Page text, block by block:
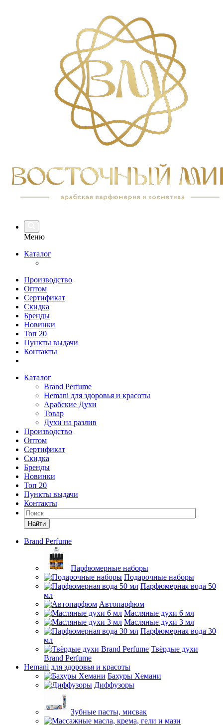
Меню
Каталог
Производство
Оптом
Сертификат
Скидка
Бренды
Новинки
Топ 20
Пункты выдачи
Контакты
Каталог
Brand Perfume
Hemani для здоровья и красоты
Арабские Духи
Товар
Духи на разлив
Производство
Оптом
Сертификат
Скидка
Бренды
Новинки
Топ 20
Пункты выдачи
Контакты
Найти
Brand Perfume
Парфюмерные наборы
Подарочные наборы
Парфюмерная вода 50
мл
Автопарфюм
Масляные духи 6 мл
Масляные духи 3 мл
Парфюмерная вода 30
мл
Твёрдые духи
Brand Perfume
Hemani для здоровья и красоты
Бахуры Хемани
Диффузоры
Зубные пасты, мисвак